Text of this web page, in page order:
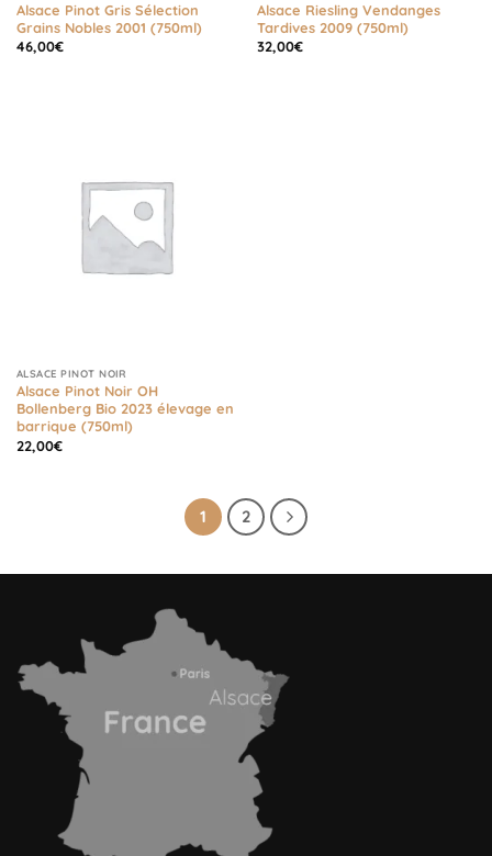
Alsace Pinot Gris Sélection
Grains Nobles 2001 (750ml)
46,00€
Alsace Riesling Vendanges
Tardives 2009 (750ml)
32,00€
ALSACE PINOT NOIR
Alsace Pinot Noir OH
Bollenberg Bio 2023 élevage en
barrique (750ml)
22,00€
1 2